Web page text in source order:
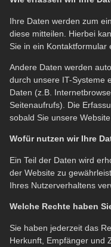
Ihre Daten werden zum
diese mitteilen. Hierbei
Sie in ein Kontaktformular
Andere Daten werden
durch unsere IT-Systeme
Daten (z.B.
Seitenaufrufs). Die
sobald Sie unsere Website
Wofür nutzen wir Ihre
Ein Teil der Daten wird
der Website zu
Ihres Nutzerverhaltens
Welche Rechte haben
Sie haben jederzeit das
Herkunft, Empfänger und